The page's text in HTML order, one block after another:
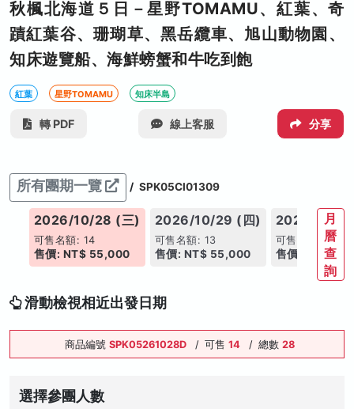
秋楓北海道５日－星野TOMAMU、紅葉、奇
蹟紅葉谷、珊瑚草、黑岳纜車、旭山動物園、
知床遊覽船、海鮮螃蟹和牛吃到飽
紅葉 星野TOMAMU 知床半島
轉 PDF 線上客服 分享
所有團期一覽 / SPK05CI01309
2026/10/28 (三)
可售名額: 14
售價: NT$ 55,000
2026/10/29 (四)
可售名額: 13
售價: NT$ 55,000
2026/10/
可售名額: 14
售價: NT$
月
曆
查
詢
滑動檢視相近出發日期
商品編號 SPK05261028D / 可售 14 / 總數 28
選擇參團人數